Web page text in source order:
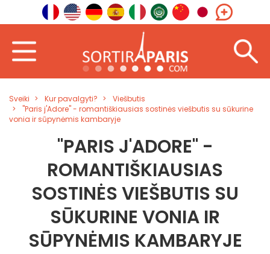
Sveiki Kur pavalgyti?
Viešbutis
"Paris j'Adore" - romantiškiausias sostinės viešbutis su sūkurine
vonia ir sūpynėmis kambaryje
"PARIS J'ADORE" -
ROMANTIŠKIAUSIAS
SOSTINĖS VIEŠBUTIS SU
SŪKURINE VONIA IR
SŪPYNĖMIS KAMBARYJE